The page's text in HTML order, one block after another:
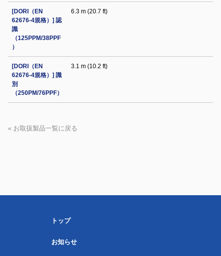
[DORI（EN
62676-4規格）] 認
識
（125PPM/38PPF
）
6.3 m (20.7 ft)
[DORI（EN
62676-4規格）] 識
別
（250PM/76PPF）
3.1 m (10.2 ft)
« お取扱製品一覧に戻る
トップ
お知らせ